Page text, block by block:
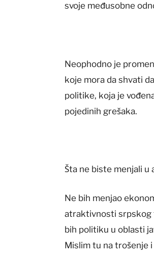
svoje međusobne
Neophodno je
koje mora da shvati
politike, koja je
pojedinih grešaka.
Šta ne biste menjali
Ne bih menjao
atraktivnosti srpskog
bih politiku u oblasti
Mislim tu na trošenje